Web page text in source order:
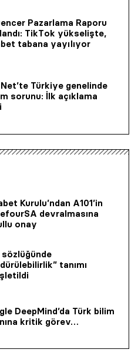
Pazarlama Raporu
TikTok yükselişte,
tabana yayılıyor
Türkiye genelinde
sorunu: İlk açıklama
Kurulu’ndan A101’in
devralmasına
onay
sözlüğünde
tanımı
DeepMind’da Türk bilim
kritik görev…